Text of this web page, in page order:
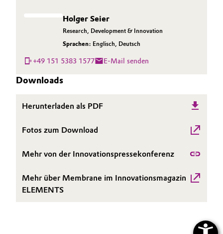
Holger Seier
Research, Development & Innovation
Sprachen: Englisch, Deutsch
+49 151 5383 1577 E-Mail senden
Downloads
Herunterladen als PDF
Fotos zum Download
Mehr von der Innovationspressekonferenz
Mehr über Membrane im Innovationsmagazin
ELEMENTS